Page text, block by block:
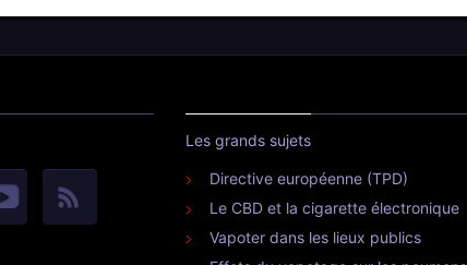
Les grands sujets
Directive européenne (TPD)
Le CBD et la cigarette électronique
Vapoter dans les lieux publics